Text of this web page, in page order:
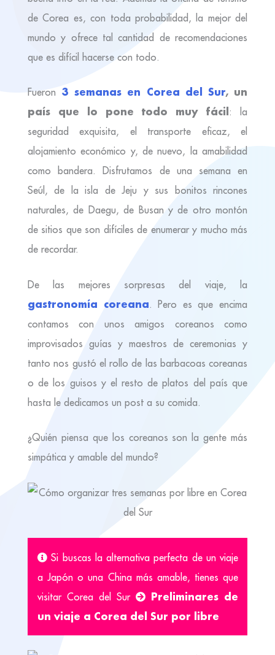
de Corea es, con toda probabilidad, la mejor del
mundo y ofrece tal cantidad de recomendaciones
que es difícil hacerse con todo.
Fueron 3 semanas en Corea del Sur, un
país que lo pone todo muy fácil : la
seguridad exquisita, el transporte eficaz, el
alojamiento económico y, de nuevo, la amabilidad
como bandera. Disfrutamos de una semana en
Seúl, de la isla de Jeju y sus bonitos rincones
naturales, de Daegu, de Busan y de otro montón
de sitios que son difíciles de enumerar y mucho más
de recordar.
De las mejores sorpresas del viaje, la
gastronomía coreana. Pero es que encima
contamos con unos amigos coreanos como
improvisados guías y maestros de ceremonias y
tanto nos gustó el rollo de las barbacoas coreanas
o de los guisos y el resto de platos del país que
hasta le dedicamos un post a su comida.
¿Quién piensa que los coreanos son la gente más
simpática y amable del mundo?
Si buscas la alternativa perfecta de un viaje
a Japón o una China más amable, tienes que
visitar Corea del Sur
Preliminares de
un viaje a Corea del Sur por libre